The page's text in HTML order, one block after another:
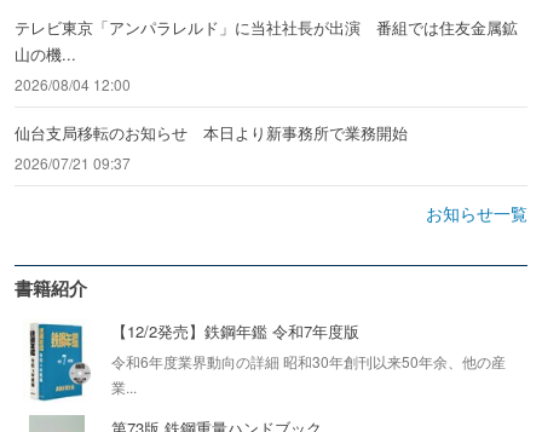
テレビ東京「アンパラレルド」に当社社長が出演 番組では住友金属鉱
山の機...
2026/08/04 12:00
仙台支局移転のお知らせ 本日より新事務所で業務開始
2026/07/21 09:37
お知らせ一覧
書籍紹介
【12/2発売】鉄鋼年鑑 令和7年度版
令和6年度業界動向の詳細 昭和30年創刊以来50年余、他の産
業...